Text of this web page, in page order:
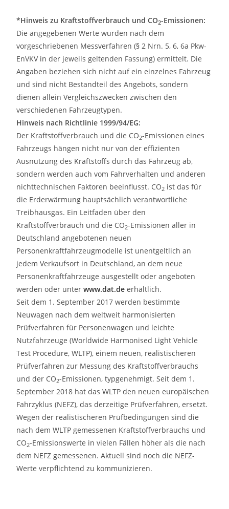
*Hinweis zu Kraftstoffverbrauch und CO2-Emissionen:
Die angegebenen Werte wurden nach dem
vorgeschriebenen Messverfahren (§ 2 Nrn. 5, 6, 6a Pkw-
EnVKV in der jeweils geltenden Fassung) ermittelt. Die
Angaben beziehen sich nicht auf ein einzelnes Fahrzeug
und sind nicht Bestandteil des Angebots, sondern
dienen allein Vergleichszwecken zwischen den
verschiedenen Fahrzeugtypen.
Hinweis nach Richtlinie 1999/94/EG:
Der Kraftstoffverbrauch und die CO2-Emissionen eines
Fahrzeugs hängen nicht nur von der effizienten
Ausnutzung des Kraftstoffs durch das Fahrzeug ab,
sondern werden auch vom Fahrverhalten und anderen
nichttechnischen Faktoren beeinflusst. CO2 ist das für
die Erderwärmung hauptsächlich verantwortliche
Treibhausgas. Ein Leitfaden über den
Kraftstoffverbrauch und die CO2-Emissionen aller in
Deutschland angebotenen neuen
Personenkraftfahrzeugmodelle ist unentgeltlich an
jedem Verkaufsort in Deutschland, an dem neue
Personenkraftfahrzeuge ausgestellt oder angeboten
werden oder unterwww.dat.de erhältlich.
Seit dem 1. September 2017 werden bestimmte
Neuwagen nach dem weltweit harmonisierten
Prüfverfahren für Personenwagen und leichte
Nutzfahrzeuge (Worldwide Harmonised Light Vehicle
Test Procedure, WLTP), einem neuen, realistischeren
Prüfverfahren zur Messung des Kraftstoffverbrauchs
und der CO2-Emissionen, typgenehmigt. Seit dem 1.
September 2018 hat das WLTP den neuen europäischen
Fahrzyklus (NEFZ), das derzeitige Prüfverfahren, ersetzt.
Wegen der realistischeren Prüfbedingungen sind die
nach dem WLTP gemessenen Kraftstoffverbrauchs und
CO2-Emissionswerte in vielen Fällen höher als die nach
dem NEFZ gemessenen. Aktuell sind noch die NEFZ-
Werte verpflichtend zu kommunizieren.